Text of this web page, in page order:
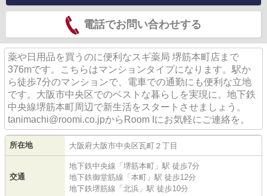
電話でお問い合わせする
薬や日用品を買うのに便利なスギ薬局 堺筋本町店まで
376mです。こちらはマンションタイプになります。駅か
ら徒歩7分のマンションで、電車での通勤にも便利な立地
です。大阪市中央区でのベストな暮らしを実現に。地下鉄
中央線堺筋本町周辺で新生活をスタートさせましょう。
tanimachi@roomi.co.jpからRoom Iにお気軽にご連絡を。
所在地 大阪府大阪市中央区瓦町 ２丁目
交通
地下鉄中央線 「 堺筋本町 」駅 徒歩7分
地下鉄御堂筋線 「 本町 」駅 徒歩12分
地下鉄堺筋線 「 北浜 」駅 徒歩10分